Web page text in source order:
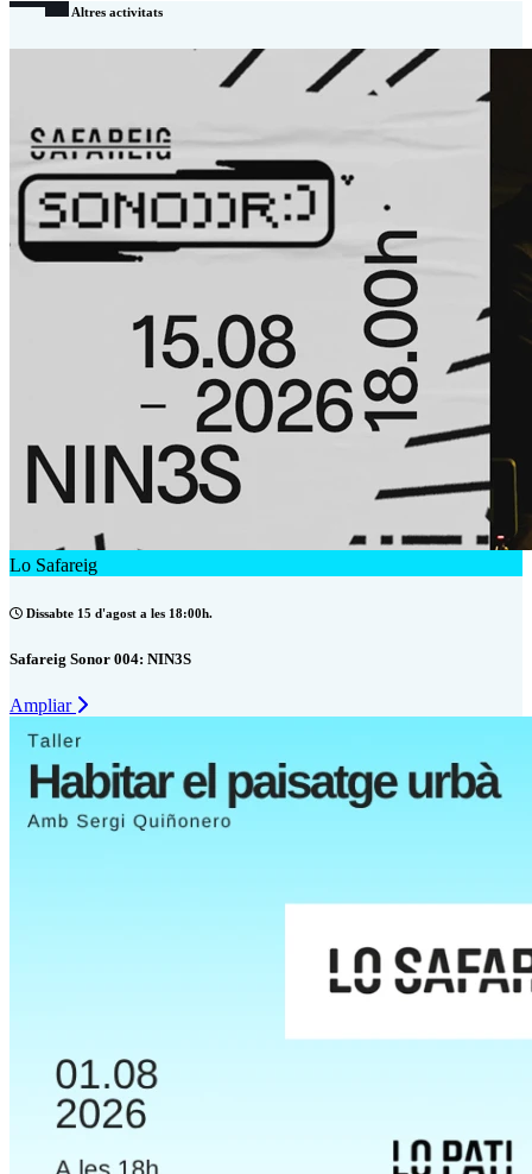
Altres activitats
Lo Safareig
Dissabte 15 d'agost a les 18:00h.
Safareig Sonor 004: NIN3S
Ampliar